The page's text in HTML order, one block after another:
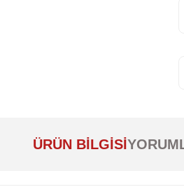
ÜRÜN BILGISI